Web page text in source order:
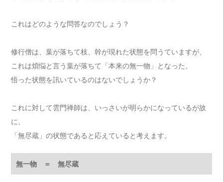
これはどのような問答なのでしょう？
修行僧は、葉が落ちて枝、幹が現れた状態を問うていますが、
これは煩悩と言う葉が落ちて「本来の無一物」となった、
悟った状態を訊いているのはないでしょうか？
これに対して雲門禅師は、いっさいが明らかになっているが故
に、
「無尽蔵」の状態であると応えていると考えます。
無一物 ＝ 無尽蔵